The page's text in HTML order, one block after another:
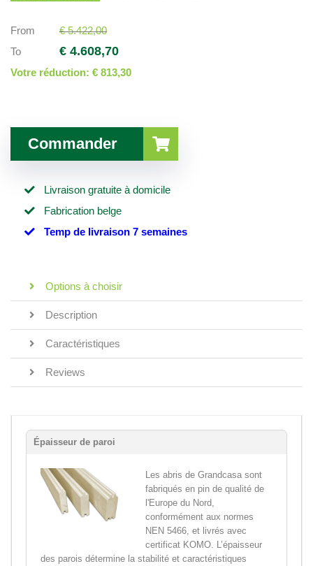
From
€ 5.422,00
To
€ 4.608,70
Votre réduction: € 813,30
Commander
Livraison gratuite à domicile
Fabrication belge
Temp de livraison 7 semaines
Options à choisir
Description
Caractéristiques
Reviews
Épaisseur de paroi
Les abris de Grandcasa sont
fabriqués en pin de qualité de
l'Europe du Nord,
conformément aux normes
NEN 5466, et livrés avec
certificat KOMO. L’épaisseur
des parois détermine la stabilité et caractéristiques